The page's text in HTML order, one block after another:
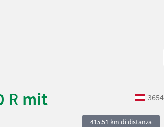
R mit
3654
415.51 km di distanza